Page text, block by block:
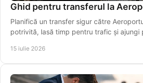
Ghid pentru transferul la
Planifică un transfer sigur către
potrivită, lasă timp pentru trafic și ajungi
15 iulie 2026